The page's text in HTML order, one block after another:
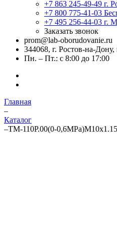
+7 863 245-49-49 г.
+7 800 775-41-03
+7 495 256-44-03 г.
Заказать звонок
prom@lab-oborudovanie.ru
344068, г. Ростов-на-
Пн. – Пт.: с 8:00 до 17:00
Главная
–
Каталог
–ТМ-110Р.00(0-